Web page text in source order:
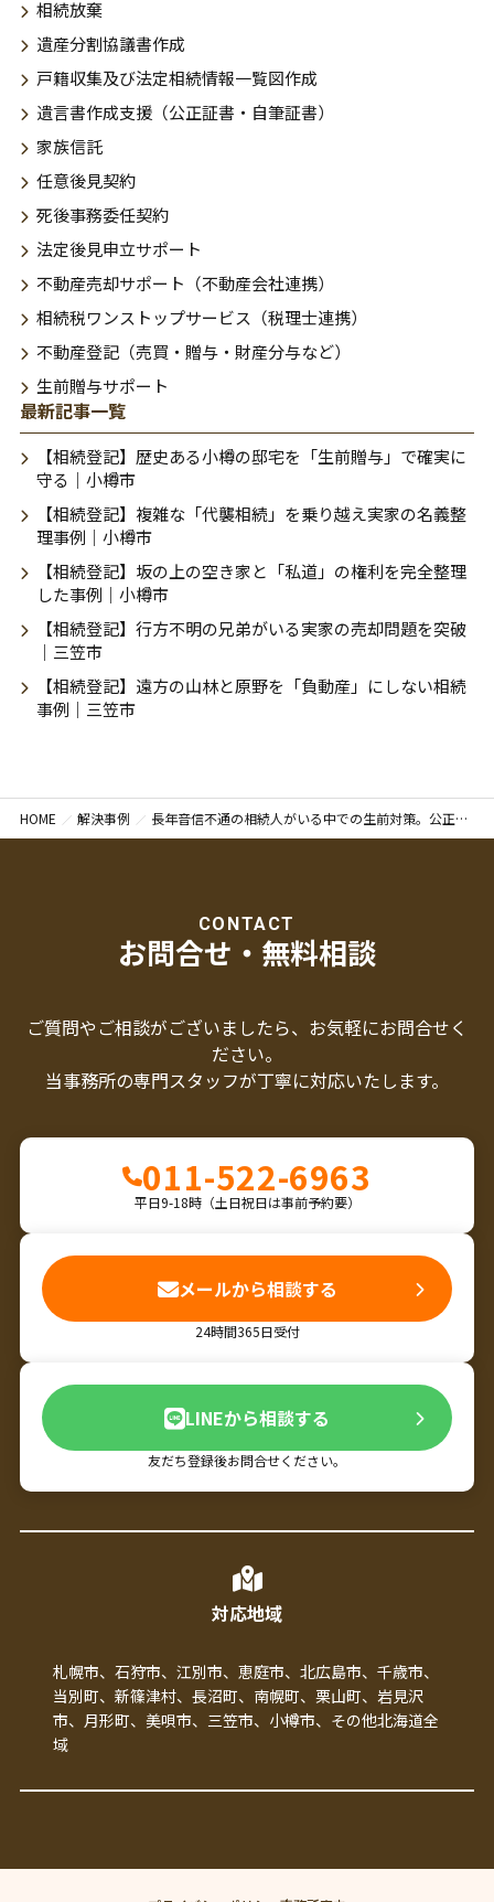
相続放棄
遺産分割協議書作成
戸籍収集及び法定相続情報一覧図作成
遺言書作成支援（公正証書・自筆証書）
家族信託
任意後見契約
死後事務委任契約
法定後見申立サポート
不動産売却サポート（不動産会社連携）
相続税ワンストップサービス（税理士連携）
不動産登記（売買・贈与・財産分与など）
生前贈与サポート
最新記事一覧
【相続登記】歴史ある小樽の邸宅を「生前贈与」で確実に
守る｜小樽市
【相続登記】複雑な「代襲相続」を乗り越え実家の名義整
理事例｜小樽市
【相続登記】坂の上の空き家と「私道」の権利を完全整理
した事例｜小樽市
【相続登記】行方不明の兄弟がいる実家の売却問題を突破
｜三笠市
【相続登記】遠方の山林と原野を「負動産」にしない相続
事例｜三笠市
HOME 解決事例 長年音信不通の相続人がいる中での生前対策。公正証書遺言で意思を明確にし、娘へすべての財産を残す準備を整えた解決事例｜札幌市白石区
CONTACT
お問合せ・無料相談
ご質問やご相談がございましたら、お気軽にお問合せく
ださい。
当事務所の専門スタッフが丁寧に対応いたします。
011-522-6963
平日9-18時（土日祝日は事前予約要）
メールから相談する
24時間365日受付
LINEから相談する
友だち登録後お問合せください。
対応地域
札幌市、石狩市、江別市、恵庭市、北広島市、千歳市、
当別町、新篠津村、長沼町、南幌町、栗山町、岩見沢
市、月形町、美唄市、三笠市、小樽市、その他北海道全
域